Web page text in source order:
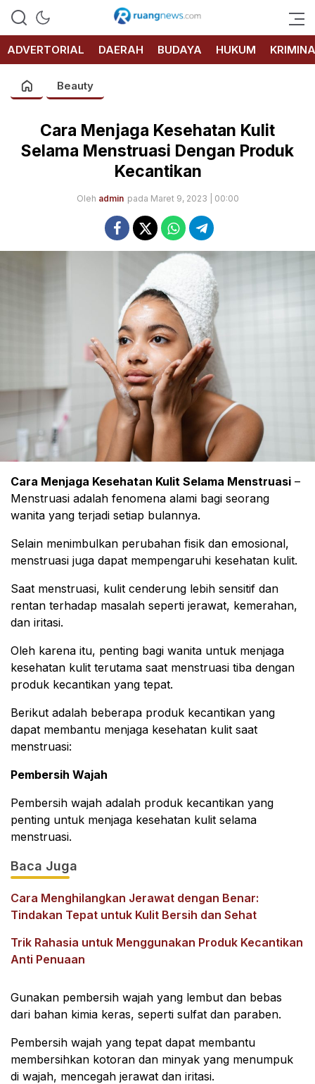
RUANG
NEWS
ADVERTORIAL
DAERAH BUDAYA HUKUM
Beauty
Cara Menjaga Kesehatan Kulit
Selama Menstruasi Dengan Produk
Kecantikan
Oleh admin pada Maret 9, 2023 | 00:00
Cara Menjaga Kesehatan Kulit Selama Menstruasi –
Menstruasi adalah fenomena alami bagi seorang
wanita yang terjadi setiap bulannya.
Selain menimbulkan perubahan fisik dan emosional,
menstruasi juga dapat mempengaruhi kesehatan kulit.
Saat menstruasi, kulit cenderung lebih sensitif dan
rentan terhadap masalah seperti jerawat, kemerahan,
dan iritasi.
Oleh karena itu, penting bagi wanita untuk menjaga
kesehatan kulit terutama saat menstruasi tiba dengan
produk kecantikan yang tepat.
Berikut adalah beberapa produk kecantikan yang
dapat membantu menjaga kesehatan kulit saat
menstruasi:
Pembersih Wajah
Pembersih wajah adalah produk kecantikan yang
penting untuk menjaga kesehatan kulit selama
menstruasi.
Baca Juga
Cara Menghilangkan Jerawat dengan Benar:
Tindakan Tepat untuk Kulit Bersih dan Sehat
Trik Rahasia untuk Menggunakan Produk Kecantikan
Anti Penuaan
Gunakan pembersih wajah yang lembut dan bebas
dari bahan kimia keras, seperti sulfat dan paraben.
Pembersih wajah yang tepat dapat membantu
membersihkan kotoran dan minyak yang menumpuk
di wajah, mencegah jerawat dan iritasi.